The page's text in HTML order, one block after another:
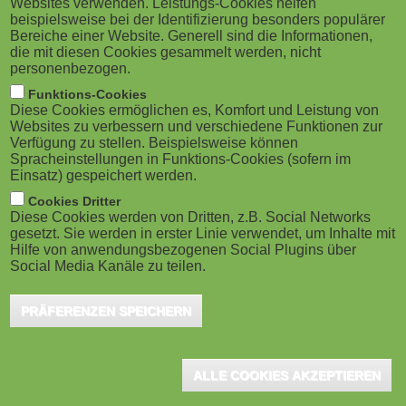
M
o
b
i
l
e
)
g
a
o
n
Herausforderungen unserer Zeit. Auch
Unternehmen tragen hier eine besondere
Verantwortung. Zudem erwarten Kunden,
Geschäftspartner und Bewerber zunehmend
verantwortungsvolles und nachhaltiges Handeln. Das
praxisnahe, interaktive eLearning von X-
CELL unterstützt Unternehmen dabei, ihre
Mitarbeitenden auf dem Weg zu mehr Nachhaltigkeit
mitzunehmen.
ökologischen Nachhaltigkeit. Es sensibilisiert die Teilnehmenden
Klimaschutz zusammenhängen. Anhand konkreter Fallbeispiele
Websites verwenden. Leistungs-Cookies helfen
beispielsweise bei der Identifizierung besonders populärer
Bereiche einer Website. Generell sind die Informationen,
die mit diesen Cookies gesammelt werden, nicht
personenbezogen.
Funktions-Cookies
Diese Cookies ermöglichen es, Komfort und Leistung von
Websites zu verbessern und verschiedene Funktionen zur
Verfügung zu stellen. Beispielsweise können
Spracheinstellungen in Funktions-Cookies (sofern im
Einsatz) gespeichert werden.
Cookies Dritter
Diese Cookies werden von Dritten, z.B. Social Networks
gesetzt. Sie werden in erster Linie verwendet, um Inhalte mit
Hilfe von anwendungsbezogenen Social Plugins über
Social Media Kanäle zu teilen.
PRÄFERENZEN SPEICHERN
ALLE COOKIES AKZEPTIEREN